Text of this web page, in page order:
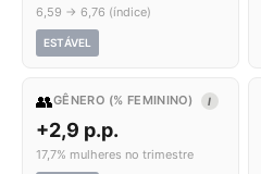
6,59 → 6,76 (índice)
ESTÁVEL
👥GÊNERO (% FEMININO) I
+2,9 p.p.
17,7% mulheres no trimestre